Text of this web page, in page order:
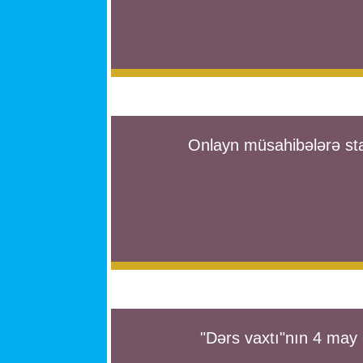
Onlayn müsahibələrə
"Dərs vaxtı"nın 4 may